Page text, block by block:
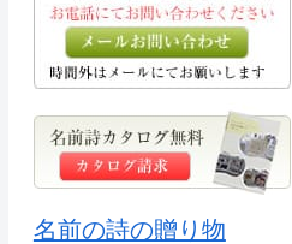
名前の詩の贈り物